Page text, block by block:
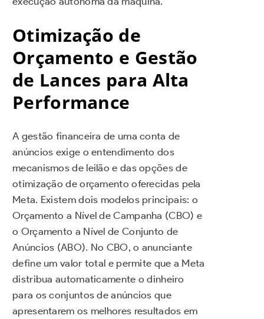
Otimização de
Orçamento e Gestão
de Lances para Alta
Performance
A gestão financeira de uma conta de
anúncios exige o entendimento dos
mecanismos de leilão e das opções de
otimização de orçamento oferecidas pela
Meta. Existem dois modelos principais: o
Orçamento a Nível de Campanha (CBO) e
o Orçamento a Nível de Conjunto de
Anúncios (ABO). No CBO, o anunciante
define um valor total e permite que a Meta
distribua automaticamente o dinheiro
para os conjuntos de anúncios que
apresentarem os melhores resultados em